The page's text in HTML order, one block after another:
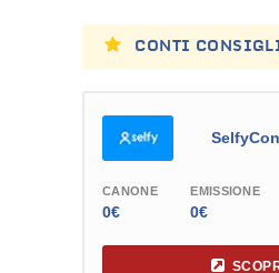
CONTI
CANONE
0€
EMISSIONE
0€